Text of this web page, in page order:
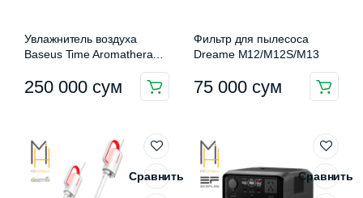
Увлажнитель воздуха
Baseus Time Aromatherapy
250 000 сум
Фильтр для пылесоса
Dreame M12/M12S/M13
75 000 сум
Сравнить Сравнить